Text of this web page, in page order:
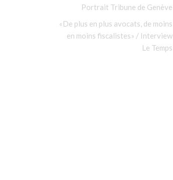
Portrait Tribune de Genève
«De plus en plus avocats, de moins
en moins fiscalistes» / Interview
Le Temps